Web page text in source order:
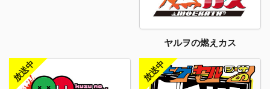
ヤルヲの燃えカス